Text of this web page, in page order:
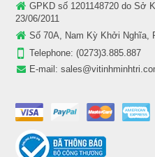
GPKD số 1201148720 do Sở
23/06/2011
Số 70A, Nam Kỳ Khởi Nghĩa,
Telephone: (0273)3.885.887
E-mail: